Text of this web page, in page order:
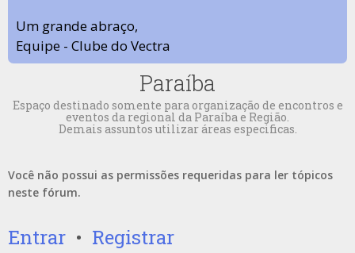
Um grande abraço,
Equipe - Clube do Vectra
Paraíba
Espaço destinado somente para organização de encontros e
eventos da regional da Paraíba e Região.
Demais assuntos utilizar áreas especificas.
Você não possui as permissões requeridas para ler tópicos
neste fórum.
Entrar • Registrar